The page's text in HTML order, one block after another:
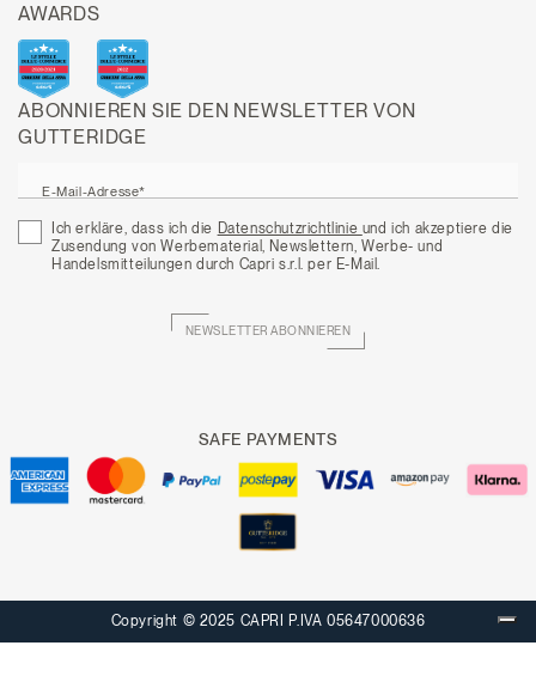
ABONNIEREN SIE DEN NEWSLETTER VON
GUTTERIDGE
E-Mail-Adresse*
Ich erkläre, dass ich die Datenschutzrichtlinie und ich akzeptiere die
Zusendung von Werbematerial, Newslettern, Werbe- und
Handelsmitteilungen durch Capri s.r.l. per E-Mail.
NEWSLETTER ABONNIEREN
AWARDS
SAFE PAYMENTS
Copyright © 2025 CAPRI P.IVA 05647000636